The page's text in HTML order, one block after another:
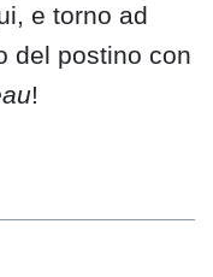
e torno ad
del postino con
!